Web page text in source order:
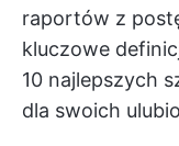
raportów z
kluczowe
10 najlepszych
dla swoich